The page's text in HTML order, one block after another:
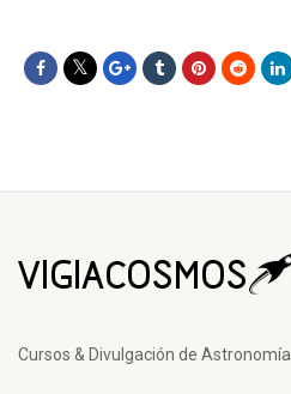
Cursos & Divulgación de Astronomía